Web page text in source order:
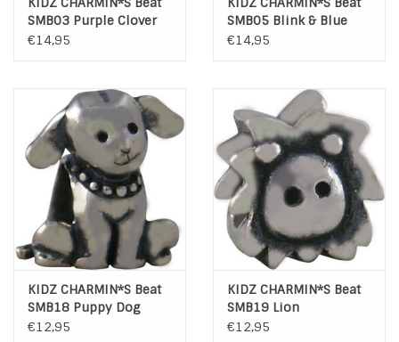
SMB03 Purple Clover
€14,95
SMB05 Blink & Blue
Heart
€14,95
KIDZ CHARMIN*S Beat
SMB18 Puppy Dog
€12,95
KIDZ CHARMIN*S Beat
SMB19 Lion
€12,95